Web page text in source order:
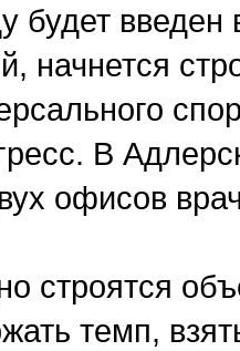
будет
начнется
В
офисов
строятся
темп,